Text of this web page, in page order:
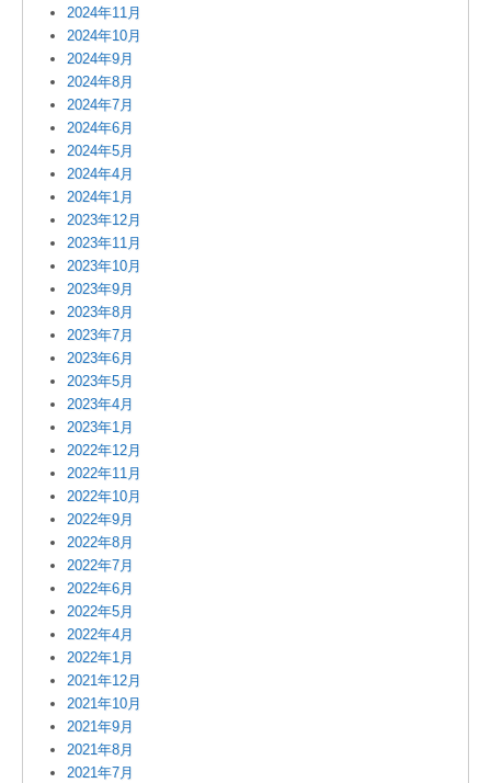
2024年11月
2024年10月
2024年9月
2024年8月
2024年7月
2024年6月
2024年5月
2024年4月
2024年1月
2023年12月
2023年11月
2023年10月
2023年9月
2023年8月
2023年7月
2023年6月
2023年5月
2023年4月
2023年1月
2022年12月
2022年11月
2022年10月
2022年9月
2022年8月
2022年7月
2022年6月
2022年5月
2022年4月
2022年1月
2021年12月
2021年10月
2021年9月
2021年8月
2021年7月